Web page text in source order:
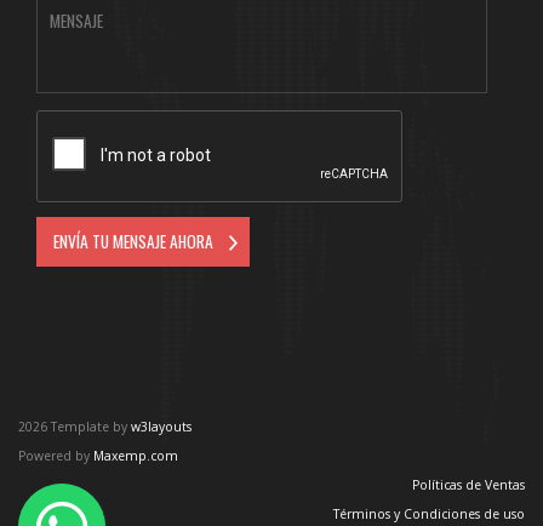
2026 Template by w3layouts
Powered by Maxemp.com
Políticas de Ventas
Términos y Condiciones de uso